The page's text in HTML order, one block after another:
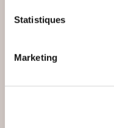
Statistiques
Marketing
Damien LANDEAU
Romans